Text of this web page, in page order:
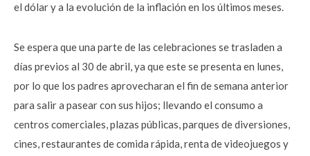
el dólar y a la evolución de la inflación en los últimos meses.
Se espera que una parte de las celebraciones se trasladen a
días previos al 30 de abril, ya que este se presenta en lunes,
por lo que los padres aprovecharan el fin de semana anterior
para salir a pasear con sus hijos; llevando el consumo a
centros comerciales, plazas públicas, parques de diversiones,
cines, restaurantes de comida rápida, renta de videojuegos y